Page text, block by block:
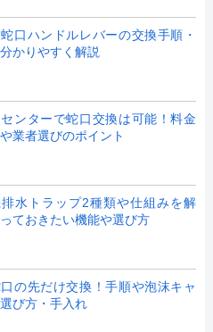
口ハンドルレバーの交換手順・
かりやすく解説
ンターで蛇口交換は可能！料金
業者選びのポイント
水トラップ2種類や仕組みを解
ておきたい機能や選び方
の先だけ交換！手順や泡沫キャ
び方・手入れ